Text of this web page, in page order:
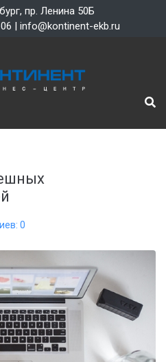
пр. Ленина 50Б
| info@kontinent-ekb.ru
0